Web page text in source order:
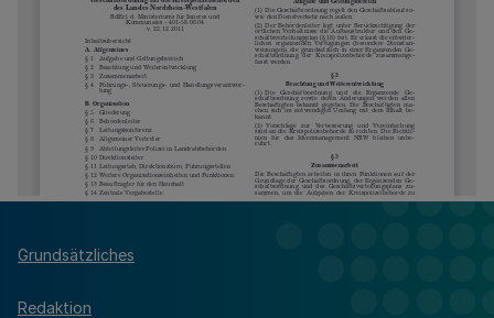
Grundsätzliches
Redaktion